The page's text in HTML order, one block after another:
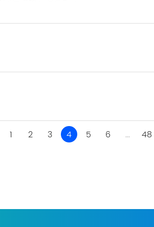
1 2 3 4 5 6 48